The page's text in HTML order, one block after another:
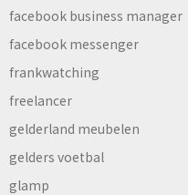
facebook business manager
facebook messenger
frankwatching
freelancer
gelderland meubelen
gelders voetbal
glamp